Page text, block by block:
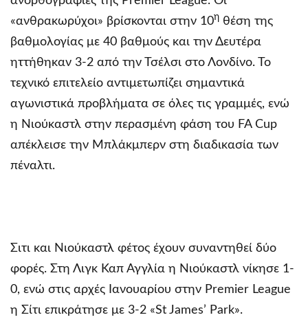
«ανθρακωρύχοι» βρίσκονται στην 10η θέση της
βαθμολογίας με 40 βαθμούς και την Δευτέρα
ηττήθηκαν 3-2 από την Τσέλσι στο Λονδίνο. Το
τεχνικό επιτελείο αντιμετωπίζει σημαντικά
αγωνιστικά προβλήματα σε όλες τις γραμμές, ενώ
η Νιούκαστλ στην περασμένη φάση του FA Cup
απέκλεισε την Μπλάκμπερν στη διαδικασία των
πέναλτι.
Σιτι και Νιούκαστλ φέτος έχουν συναντηθεί δύο
φορές. Στη Λιγκ Καπ Αγγλία η Νιούκαστλ νίκησε 1-
0, ενώ στις αρχές Ιανουαρίου στην Premier League
η Σίτι επικράτησε με 3-2 «St James’ Park».